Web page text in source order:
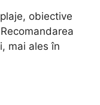
obiective
mai ales în